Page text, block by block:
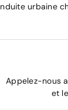
urbaine
Appelez-nous
et